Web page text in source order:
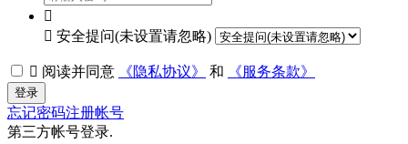

 安全提问(未设置请忽略)
 阅读并同意 《隐私协议》 和 《服务条款》
登录
忘记密码注册帐号
第三方帐号登录.